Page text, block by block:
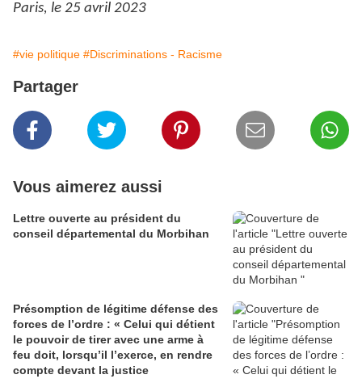
Paris, le 25 avril 2023
#vie politique #Discriminations - Racisme
Partager
Vous aimerez aussi
Lettre ouverte au président du
conseil départemental du Morbihan
Présomption de légitime défense des
forces de l’ordre : « Celui qui détient
le pouvoir de tirer avec une arme à
feu doit, lorsqu’il l’exerce, en rendre
compte devant la justice